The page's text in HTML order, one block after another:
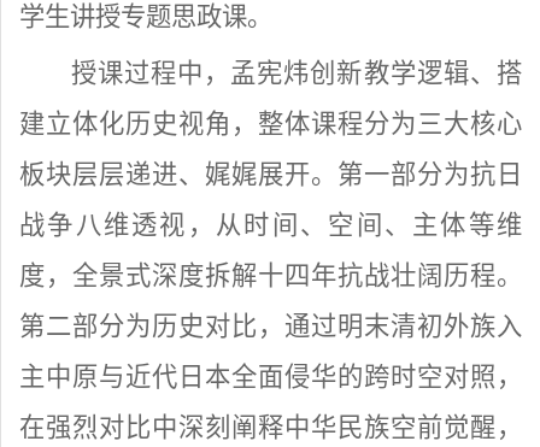
学生讲授专题思政课。
授课过程中，孟宪炜创新教学逻辑、搭
建立体化历史视角，整体课程分为三大核心
板块层层递进、娓娓展开。第一部分为抗日
战争八维透视，从时间、空间、主体等维
度，全景式深度拆解十四年抗战壮阔历程。
第二部分为历史对比，通过明末清初外族入
主中原与近代日本全面侵华的跨时空对照，
在强烈对比中深刻阐释中华民族空前觉醒，